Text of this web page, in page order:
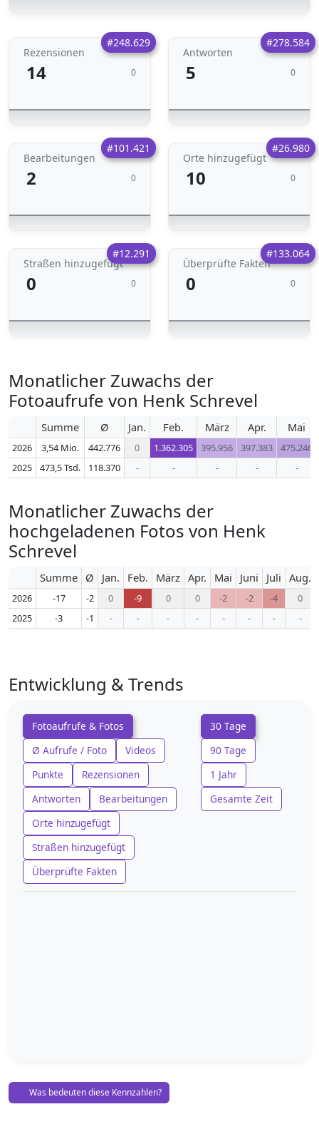
#248.629
Rezensionen
14 0
#278.584
Antworten
5 0
#101.421
Bearbeitungen
2 0
#26.980
Orte hinzugefügt
10 0
#12.291
Straßen hinzugefügt
0 0
#133.064
Überprüfte Fakten
0 0
Monatlicher Zuwachs der
Fotoaufrufe von Henk Schrevel
Summe Ø Jan. Feb. März Apr. Mai
2026 3,54 Mio. 442.776 0 1.362.305 395.956 397.383
475.246
2025
473,5 Tsd. 118.370 - - - - -
Monatlicher Zuwachs der
hochgeladenen Fotos von Henk
Schrevel
Summe Ø Jan. Feb. März Apr. Mai Juni Juli Aug.
2026 -17 -2 0 -9 0 0 -2 -2 -4
0
2025
-3 -1 - - - - - - - -
Entwicklung & Trends
Fotoaufrufe & Fotos
Ø Aufrufe / Foto
Videos
Punkte
Rezensionen
Antworten
Bearbeitungen
Orte hinzugefügt
Straßen hinzugefügt
Überprüfte Fakten
30 Tage
90 Tage
1 Jahr
Gesamte Zeit
Was bedeuten diese Kennzahlen?